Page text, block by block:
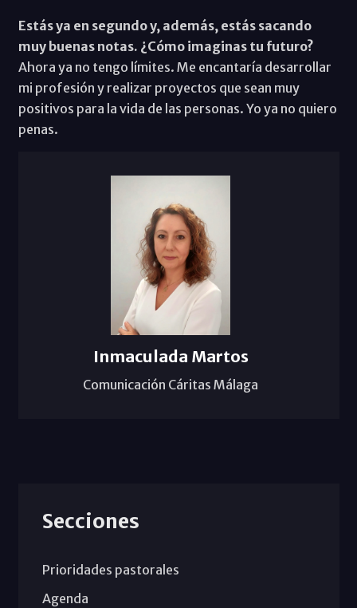
Estás ya en segundo y, además, estás sacando
muy buenas notas. ¿Cómo imaginas tu futuro?
Ahora ya no tengo límites. Me encantaría desarrollar
mi profesión y realizar proyectos que sean muy
positivos para la vida de las personas. Yo ya no quiero
penas.
Inmaculada Martos
Comunicación Cáritas Málaga
Secciones
Prioridades pastorales
Agenda